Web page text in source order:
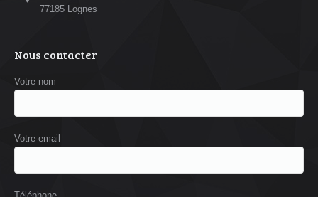
77185 Lognes
Nous contacter
Votre nom
Votre email